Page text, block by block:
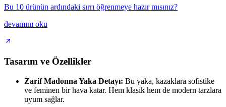
Bu 10 ürünün ardındaki sırrı öğrenmeye hazır mısınız?
devamını oku
Tasarım ve Özellikler
Zarif Madonna Yaka Detayı: Bu yaka, kazaklara sofistike
ve feminen bir hava katar. Hem klasik hem de modern tarzlara
uyum sağlar.